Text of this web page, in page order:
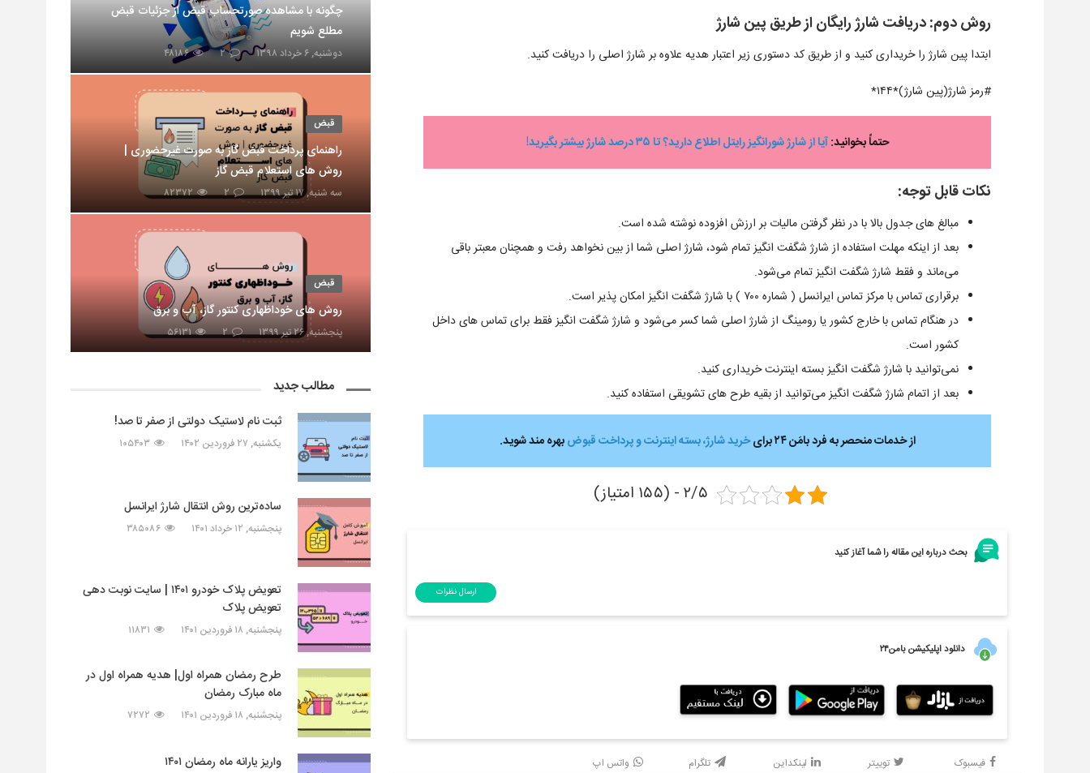
روش دوم:دریافت شارژ رایگان از طریق پین شارژ
ابتدا پین شارژ را خریداری کنید و از طریق کد دستوری زیر اعتبار هدیه علاوه بر شارژ اصلی را دریافت کنید.
#رمز شارژ(پین شارژ)*۱۴۴*
حتماً بخوانید:آیا از شارژ شورانگیز رایتل اطلاع دارید؟ تا ۳۵ درصد شارژ بیشتر بگیرید!
نکات قابل توجه:
مبالغ های جدول بالا با در نظر گرفتن مالیات بر ارزش افزوده نوشته شده است.
بعد از اینکه مهلت استفاده از شارژ شگفت انگیز تمام شود، شارژ اصلی شما از بین نخواهد رفت و همچنان معبتر باقی
می‌ماند و فقط شارژ شگفت انگیز تمام می‌شود.
برقراری تماس با مرکز تماس ایرانسل ( شماره ۷۰۰ ) با شارژ شگفت انگیز امکان پذیر است.
در هنگام تماس با خارج کشور یا رومینگ از شارژ اصلی شما کسر می‌شود و شارژ شگفت انگیز فقط برای تماس های داخل
کشور است.
نمی‌توانید با شارژ شگفت انگیز بسته اینترنت خریداری کنید.
بعد از اتمام شارژ شگفت انگیز می‌توانید از بقیه طرح های تشویقی استفاده کنید.
از خدمات منحصر به فرد بامَن ۲۴ برای خرید شارژ، بسته اینترنت و پرداخت قبوضبهره ­مند شوید.
۲/۵ - (۱۵۵ امتیاز)
بحث درباره این مقاله را شما آغاز کنید
ارسال نظرات
دانلود اپلیکیشن بامن۲۴
فیسبوک توییتر لینکداین تلگرام واتس اپ
چگونه با مشاهده صورتحساب قبض از جزئیات قبض
مطلع شویم
دوشنبه, ۶ خرداد ۱۳۹۸ ۲ ۴۸۱۸۶
قبض
راهنمای پرداخت قبض گاز به صورت غیرحضوری |
روش های استعلام قبض گاز
سه شنبه, ۱۷ تیر ۱۳۹۹ ۲ ۸۲۳۷۲
قبض
روش های خوداظهاری کنتور گاز، آب و برق
پنجشنبه, ۲۶ تیر ۱۳۹۹ ۲ ۵۶۱۳۱
مطالب جدید
ثبت نام لاستیک دولتی از صفر تا صد!
یکشنبه, ۲۷ فروردین ۱۴۰۲ ۱۰۵۴۰۳
ساده‌ترین روش انتقال شارژ ایرانسل
پنجشنبه, ۱۲ خرداد ۱۴۰۱ ۳۸۵۰۸۶
تعویض پلاک خودرو ۱۴۰۱ | سایت نوبت دهی
تعویض پلاک
پنجشنبه, ۱۸ فروردین ۱۴۰۱ ۱۱۸۳۱
طرح رمضان همراه اول| هدیه همراه اول در
ماه مبارک رمضان
پنجشنبه, ۱۸ فروردین ۱۴۰۱ ۷۲۷۲
واریز یارانه ماه رمضان ۱۴۰۱